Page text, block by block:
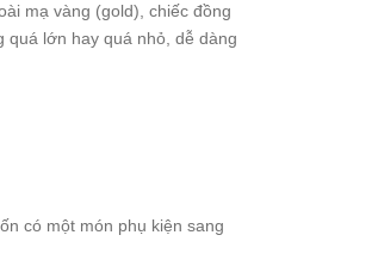
mạ vàng (gold), chiếc đồng
lớn hay quá nhỏ, dễ dàng
có một món phụ kiện sang